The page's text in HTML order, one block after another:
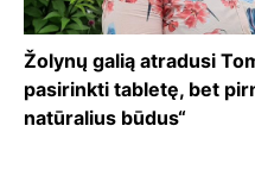
Žolynų galią atradusi
pasirinkti tabletę, bet
natūralius būdus“